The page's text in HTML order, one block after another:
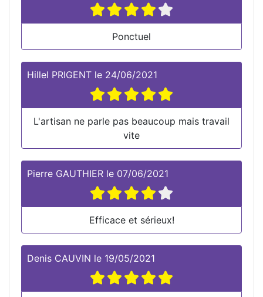
Ponctuel
Hillel PRIGENT le 24/06/2021
L'artisan ne parle pas beaucoup mais travail
vite
Pierre GAUTHIER le 07/06/2021
Efficace et sérieux!
Denis CAUVIN le 19/05/2021